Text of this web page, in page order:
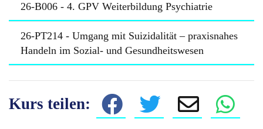
26-B006 - 4. GPV Weiterbildung Psychiatrie
26-PT214 - Umgang mit Suizidalität – praxisnahes
Handeln im Sozial- und Gesundheitswesen
Kurs teilen: